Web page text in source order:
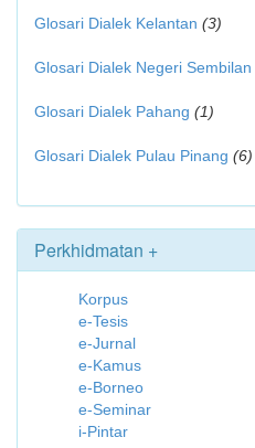
Glosari Dialek Kelantan (3)
Glosari Dialek Negeri Sembilan
Glosari Dialek Pahang (1)
Glosari Dialek Pulau Pinang (6)
Perkhidmatan +
Korpus
e-Tesis
e-Jurnal
e-Kamus
e-Borneo
e-Seminar
i-Pintar